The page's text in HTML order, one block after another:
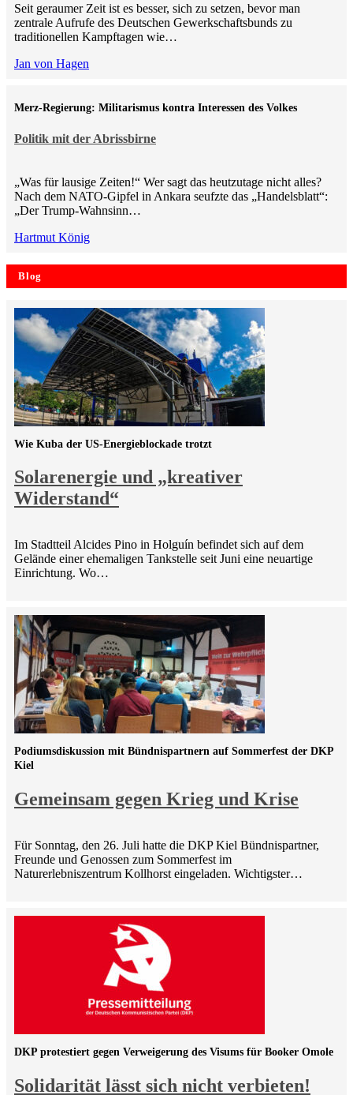
Seit geraumer Zeit ist es besser, sich zu setzen, bevor man
zentrale Aufrufe des Deutschen Gewerkschaftsbunds zu
traditionellen Kampftagen wie…
Jan von Hagen
Politik mit der Abrissbirne
Merz-Regierung: Militarismus kontra Inte­ressen des Volkes
„Was für lausige Zeiten!“ Wer sagt das heutzutage nicht alles?
Nach dem NATO-Gipfel in Ankara seufzte das „Handelsblatt“:
„Der Trump-Wahnsinn…
Hartmut König
Blog
Solarenergie und „kreativer
Widerstand“
Wie Kuba der US-Energieblockade trotzt
Im Stadtteil Alcides Pino in Holguín befindet sich auf dem
Gelände einer ehemaligen Tankstelle seit Juni eine neuartige
Einrichtung. Wo…
Gemeinsam gegen Krieg und Krise
Podiumsdiskussion mit Bündnispartnern auf Sommerfest der DKP
Kiel
Für Sonntag, den 26. Juli hatte die DKP Kiel Bündnispartner,
Freunde und Genossen zum Sommerfest im
Naturerlebniszentrum Kollhorst eingeladen. Wichtigster…
Solidarität lässt sich nicht verbieten!
DKP protestiert gegen Verweigerung des Visums für Booker Omole